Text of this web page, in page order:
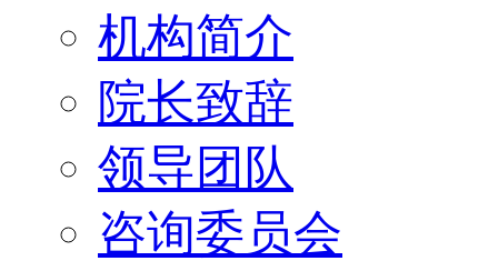
机构简介
院长致辞
领导团队
咨询委员会